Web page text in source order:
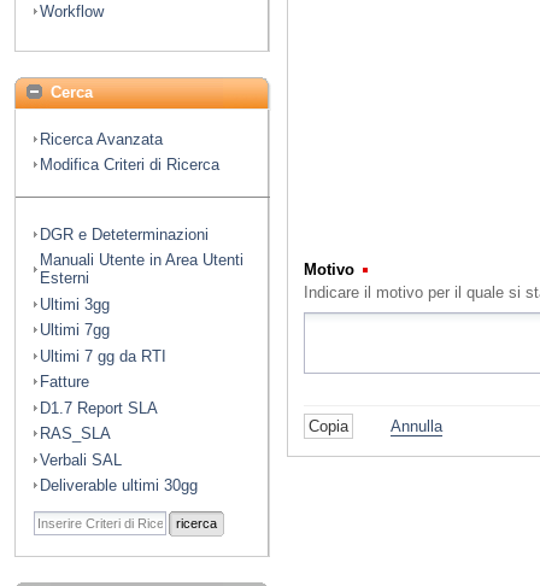
Workflow
Cerca
Ricerca Avanzata
Modifica Criteri di Ricerca
DGR e Deteterminazioni
Manuali Utente in Area Utenti
Esterni
Ultimi 3gg
Ultimi 7gg
Ultimi 7 gg da RTI
Fatture
D1.7 Report SLA
RAS_SLA
Verbali SAL
Deliverable ultimi 30gg
ricerca
Motivo
Indicare il motivo per il quale si
Annulla